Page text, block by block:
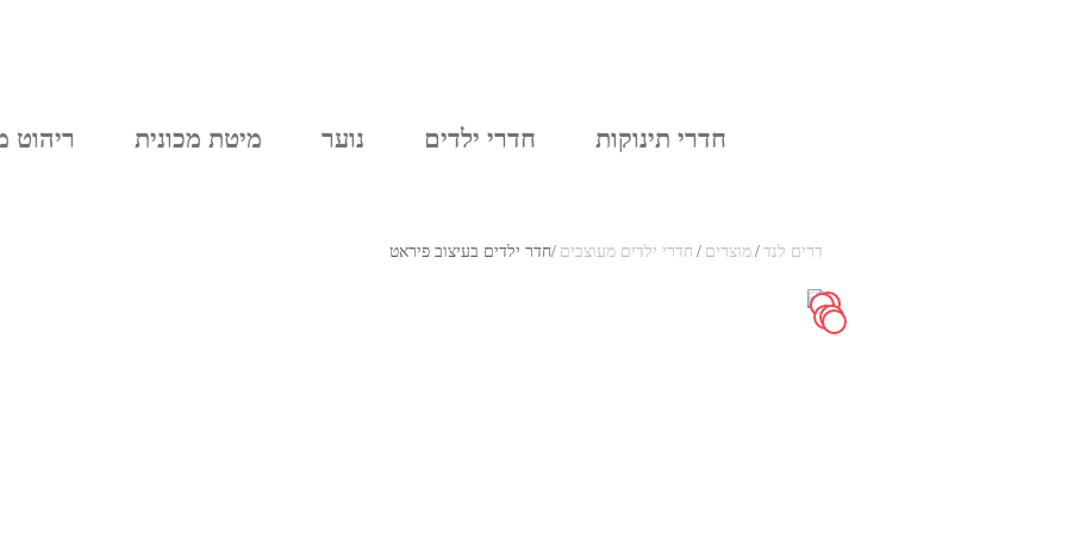
חדרי תינוקות חדרי ילדים נוער מיטת מכונית ריהוט
דרים לנד / מוצרים / חדרי ילדים מעוצבים /חדר ילדים בעיצוב פיראט